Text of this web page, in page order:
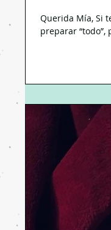
Querida Mía, Si
preparar